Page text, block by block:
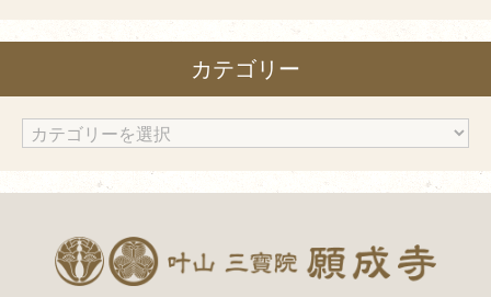
カ
ブ
カテゴリー
カ
ゴ